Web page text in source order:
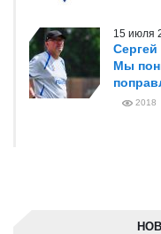
15 июля
Мы
2018